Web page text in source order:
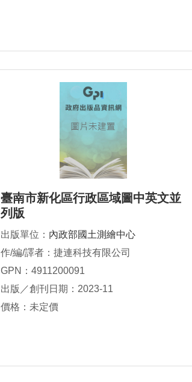
臺南市新化區行政區域圖中英文並
列版
出版單位： 內政部國土測繪中心
作/編/譯者：捷連科技有限公司
GPN：4911200091
出版／創刊日期：2023-11
價格：未定價